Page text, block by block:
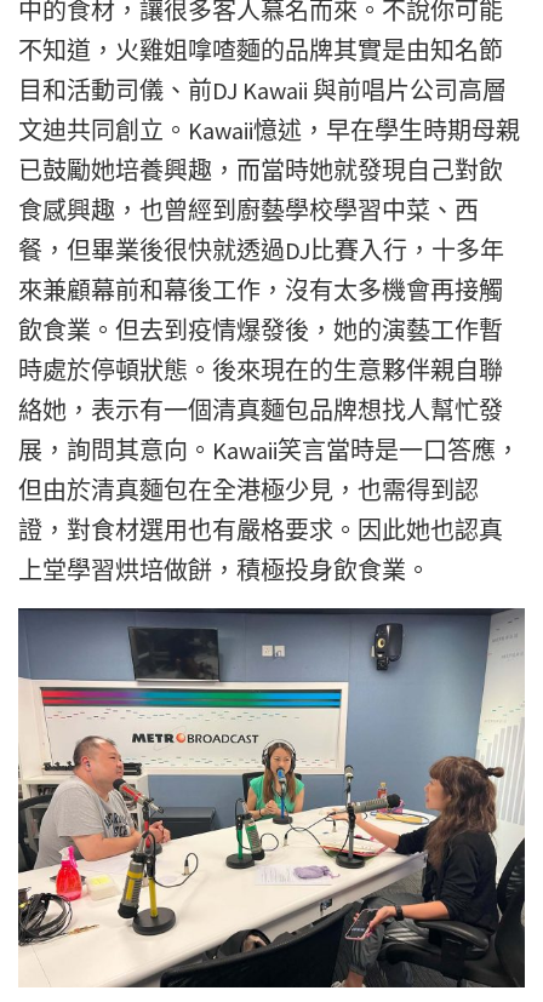
中的食材，讓很多客人慕名而來。不說你可能
不知道，火雞姐嗱喳麵的品牌其實是由知名節
目和活動司儀、前DJ Kawaii 與前唱片公司高層
文迪共同創立。Kawaii憶述，早在學生時期母親
已鼓勵她培養興趣，而當時她就發現自己對飲
食感興趣，也曾經到廚藝學校學習中菜、西
餐，但畢業後很快就透過DJ比賽入行，十多年
來兼顧幕前和幕後工作，沒有太多機會再接觸
飲食業。但去到疫情爆發後，她的演藝工作暫
時處於停頓狀態。後來現在的生意夥伴親自聯
絡她，表示有一個清真麵包品牌想找人幫忙發
展，詢問其意向。Kawaii笑言當時是一口答應，
但由於清真麵包在全港極少見，也需得到認
證，對食材選用也有嚴格要求。因此她也認真
上堂學習烘培做餅，積極投身飲食業。